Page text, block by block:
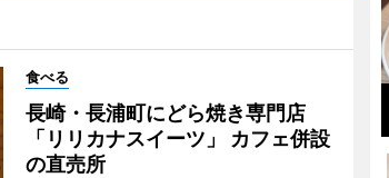
食べる
長崎・長浦町にどら焼き専門店
「リリカナスイーツ」 カフェ併設
の直売所